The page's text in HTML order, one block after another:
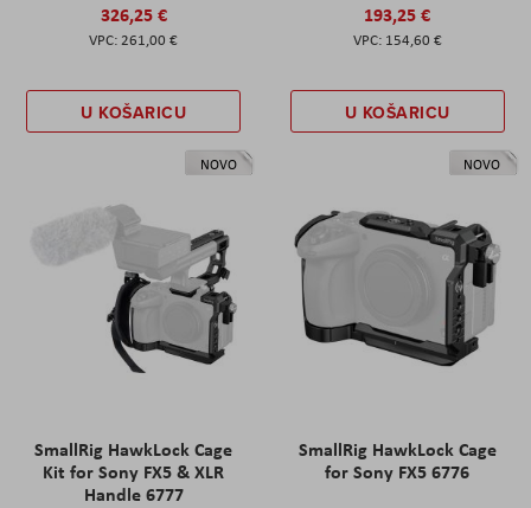
326,25 €
261,00 €
U KOŠARICU
193,25 €
154,60 €
U KOŠARICU
NOVO
SmallRig HawkLock Cage
Kit for Sony FX5 & XLR
Handle 6777
NOVO
SmallRig HawkLock Cage
for Sony FX5 6776